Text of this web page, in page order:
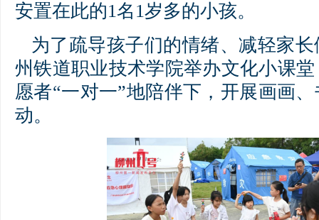
安置在此的1名1岁多的小孩。
为了疏导孩子们的情绪、减轻家
州铁道职业技术学院举办文化小课
愿者“一对一”地陪伴下，开展画画
动。